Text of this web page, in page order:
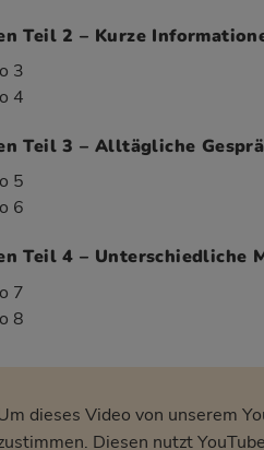
Teil 2 – Kurze
3
4
Teil 3 – Alltägliche
5
6
Teil 4 – Unterschiedliche
7
8
dieses Video von unserem
Diesen nutzt